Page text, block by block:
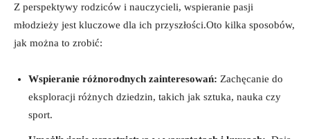
Z perspektywy rodziców i nauczycieli, wspieranie pasji
młodzieży⁤ jest kluczowe dla ​ich przyszłości.Oto kilka sposobów,
jak można to zrobić:
Wspieranie różnorodnych zainteresowań: Zachęcanie ​do
eksploracji różnych dziedzin, takich‌ jak sztuka, nauka czy⁣
sport.